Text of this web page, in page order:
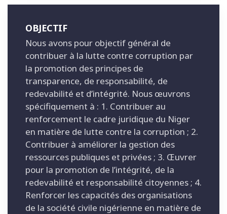
OBJECTIF
Nous avons pour objectif général de
contribuer à la lutte contre corruption par
la promotion des principes de
transparence, de responsabilité, de
redevabilité et d’intégrité. Nous œuvrons
spécifiquement à : 1. Contribuer au
renforcement le cadre juridique du Niger
en matière de lutte contre la corruption ; 2.
Contribuer à améliorer la gestion des
ressources publiques et privées ; 3. Œuvrer
pour la promotion de l’intégrité, de la
redevabilité et responsabilité citoyennes ; 4.
Renforcer les capacités des organisations
de la société civile nigérienne en matière de